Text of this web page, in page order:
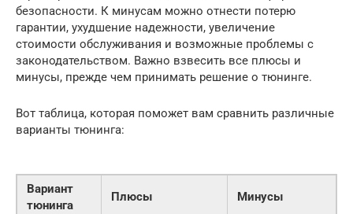
безопасности. К минусам можно отнести потерю
гарантии, ухудшение надежности, увеличение
стоимости обслуживания и возможные проблемы с
законодательством. Важно взвесить все плюсы и
минусы, прежде чем принимать решение о тюнинге.
Вот таблица, которая поможет вам сравнить различные
варианты тюнинга:
Вариант
тюнинга
Плюсы Минусы